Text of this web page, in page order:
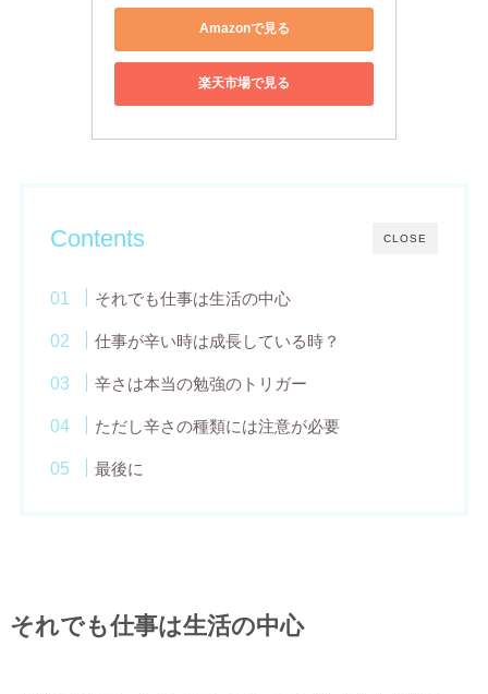
Amazonで見る
楽天市場で見る
CLOSE
Contents
それでも仕事は生活の中心
仕事が辛い時は成長している時？
辛さは本当の勉強のトリガー
ただし辛さの種類には注意が必要
最後に
それでも仕事は生活の中心